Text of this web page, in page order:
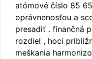
atómové číslo 85
oprávnenosťou a
presadiť . finančná
rozdiel , hoci
meškania